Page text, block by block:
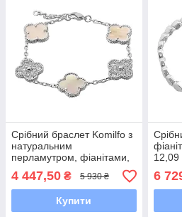
Срібний браслет Komilfo з
натуральним
перламутром, фіанітами,
вага виробу 9,69 г
(60002128) 1720 розмір
4 447,50 ₴ 5 930 ₴
Купити
12,09
6